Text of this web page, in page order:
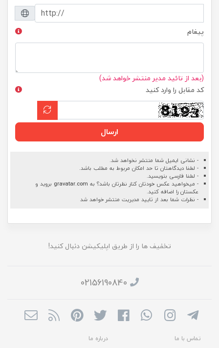
پیغام
(بعد از تائید مدیر منتشر خواهد شد)
کد مقابل را وارد کنید
ارسال
- نشانی ایمیل شما منتشر نخواهد شد.
- لطفا دیدگاهتان تا حد امکان مربوط به مطلب باشد.
- لطفا فارسی بنویسید.
- میخواهید عکس خودتان کنار نظرتان باشد؟ به gravatar.com بروید و
عکستان را اضافه کنید.
- نظرات شما بعد از تایید مدیریت منتشر خواهد شد
تخفیف ها را از طریق اپلیکیشن دنبال کنید!
02156190840
تماس با ما درباره ما